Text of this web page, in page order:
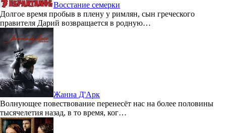
Восстание семерки
Долгое время пробыв в плену у римлян, сын греческого
правителя Дарий возвращается в родную…
Жанна Д'Арк
Волнующее повествование перенесёт нас на более половины
тысячелетия назад, в то время, ког…